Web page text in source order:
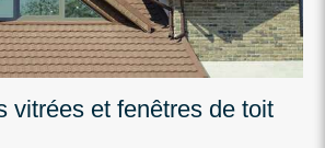
vitrées et fenêtres de toit